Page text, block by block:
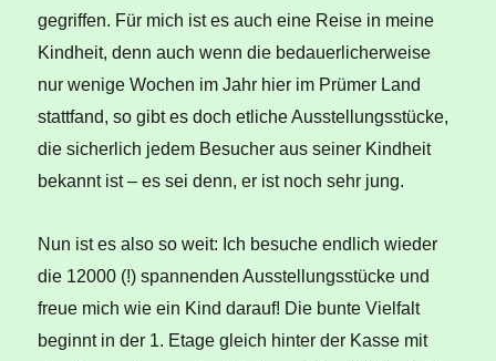
gegriffen. Für mich ist es auch eine Reise in meine
Kindheit, denn auch wenn die bedauerlicherweise
nur wenige Wochen im Jahr hier im Prümer Land
stattfand, so gibt es doch etliche Ausstellungsstücke,
die sicherlich jedem Besucher aus seiner Kindheit
bekannt ist – es sei denn, er ist noch sehr jung.
Nun ist es also so weit: Ich besuche endlich wieder
die 12000 (!) spannenden Ausstellungsstücke und
freue mich wie ein Kind darauf! Die bunte Vielfalt
beginnt in der 1. Etage gleich hinter der Kasse mit